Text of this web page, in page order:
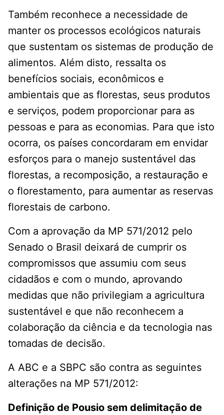
Também reconhece a necessidade de
manter os processos ecológicos naturais
que sustentam os sistemas de produção de
alimentos. Além disto, ressalta os
benefícios sociais, econômicos e
ambientais que as florestas, seus produtos
e serviços, podem proporcionar para as
pessoas e para as economias. Para que isto
ocorra, os países concordaram em envidar
esforços para o manejo sustentável das
florestas, a recomposição, a restauração e
o florestamento, para aumentar as reservas
florestais de carbono.
Com a aprovação da MP 571/2012 pelo
Senado o Brasil deixará de cumprir os
compromissos que assumiu com seus
cidadãos e com o mundo, aprovando
medidas que não privilegiam a agricultura
sustentável e que não reconhecem a
colaboração da ciência e da tecnologia nas
tomadas de decisão.
A ABC e a SBPC são contra as seguintes
alterações na MP 571/2012:
Definição de Pousio sem delimitação de